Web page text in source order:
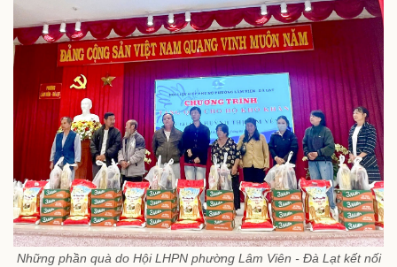
Những phần quà do Hội LHPN phường Lâm Viên - Đà Lạt kết nối